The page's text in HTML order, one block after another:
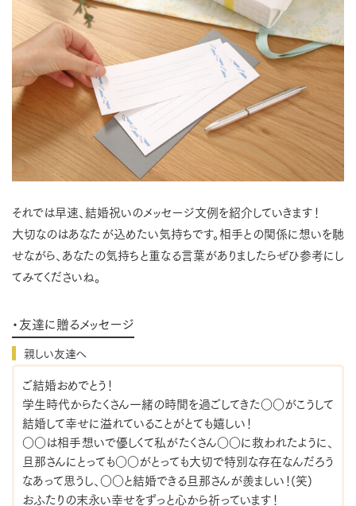
それでは早速、結婚祝いのメッセージ文例を紹介していきます！
大切なのはあなたが込めたい気持ちです。相手との関係に想いを馳
せながら、あなたの気持ちと重なる言葉がありましたらぜひ参考にし
てみてくださいね。
・友達に贈るメッセージ
親しい友達へ
ご結婚おめでとう！
学生時代からたくさん一緒の時間を過ごしてきた○○がこうして
結婚して幸せに溢れていることがとても嬉しい！
○○は相手想いで優しくて私がたくさん○○に救われたように、
旦那さんにとっても○○がとっても大切で特別な存在なんだろう
なあって思うし、○○と結婚できる旦那さんが羨ましい！(笑)
おふたりの末永い幸せをずっと心から祈っています！